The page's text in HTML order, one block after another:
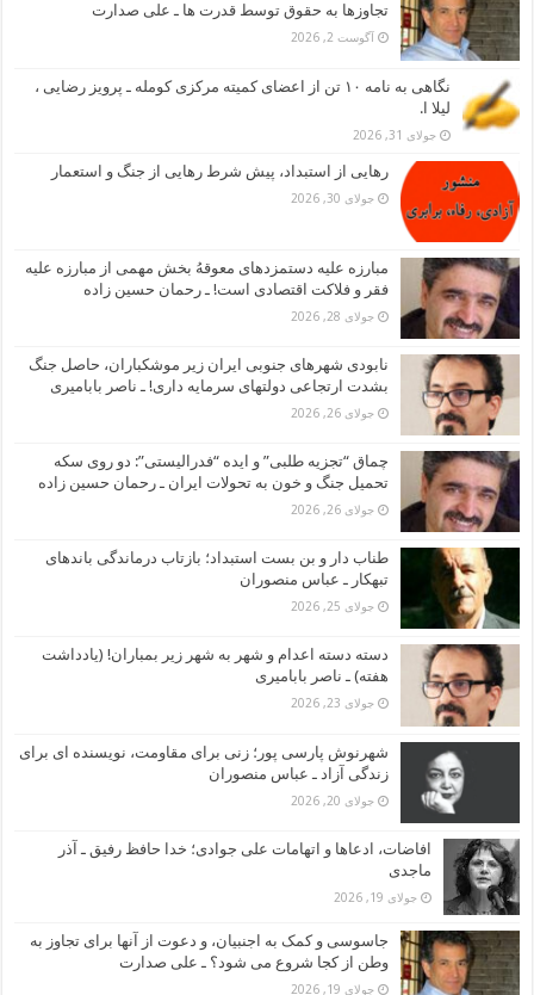
تجاوزها به حقوق توسط قدرت ها ـ علی صدارت
آگوست 2, 2026
نگاهی به نامه ۱۰ تن از اعضای کمیته مرکزی کومله ـ پرویز رضایی ،
لیلا ا.
جولای 31, 2026
رهایی از استبداد، پیش شرط رهایی از جنگ و استعمار
جولای 30, 2026
مبارزه علیه دستمزدهای معوقهُ بخش مهمی از مبارزه علیه
فقر و فلاکت اقتصادی است! ـ رحمان حسین زاده
جولای 28, 2026
نابودی شهرهای جنوبی ایران زیر موشکباران، حاصل جنگ
بشدت ارتجاعی دولتهای سرمایه داری! ـ ناصر بابامیری
جولای 26, 2026
چماق “تجزیه طلبی” و ایده “فدرالیستی”: دو روی سکه
تحمیل جنگ و خون به تحولات ایران ـ رحمان حسین زاده
جولای 26, 2026
طناب دار و بن بست استبداد؛ بازتاب درماندگی باندهای
تبهکار ـ عباس منصوران
جولای 25, 2026
دسته دسته اعدام و شهر به شهر زیر بمباران! (یادداشت
هفته) ـ ناصر بابامیری
جولای 23, 2026
شهرنوش پارسی پور؛ زنی برای مقاومت، نویسنده ای برای
زندگی آزاد ـ عباس منصوران
جولای 20, 2026
افاضات، ادعاها و اتهامات علی جوادی؛ خدا حافظ رفیق ـ آذر
ماجدی
جولای 19, 2026
جاسوسی و کمک به اجنبیان، و دعوت از آنها برای تجاوز به
وطن از کجا شروع می شود؟ ـ علی صدارت
جولای 19, 2026